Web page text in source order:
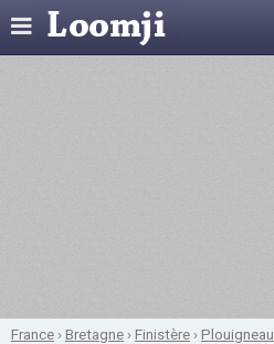
France ›Bretagne ›Finistère ›Plouigneau